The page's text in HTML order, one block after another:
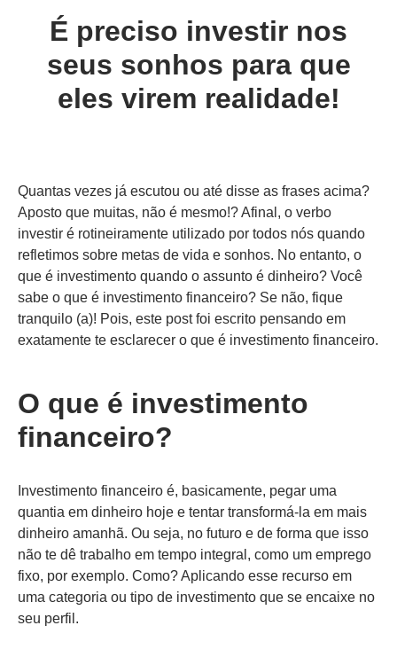
É preciso investir nos
seus sonhos para que
eles virem realidade!
Quantas vezes já escutou ou até disse as frases acima?
Aposto que muitas, não é mesmo!? Afinal, o verbo
investir é rotineiramente utilizado por todos nós quando
refletimos sobre metas de vida e sonhos. No entanto, o
que é investimento quando o assunto é dinheiro? Você
sabe o que é investimento financeiro? Se não, fique
tranquilo (a)! Pois, este post foi escrito pensando em
exatamente te esclarecer o que é investimento financeiro.
O que é investimento
financeiro?
Investimento financeiro é, basicamente, pegar uma
quantia em dinheiro hoje e tentar transformá-la em mais
dinheiro amanhã. Ou seja, no futuro e de forma que isso
não te dê trabalho em tempo integral, como um emprego
fixo, por exemplo. Como? Aplicando esse recurso em
uma categoria ou tipo de investimento que se encaixe no
seu perfil.